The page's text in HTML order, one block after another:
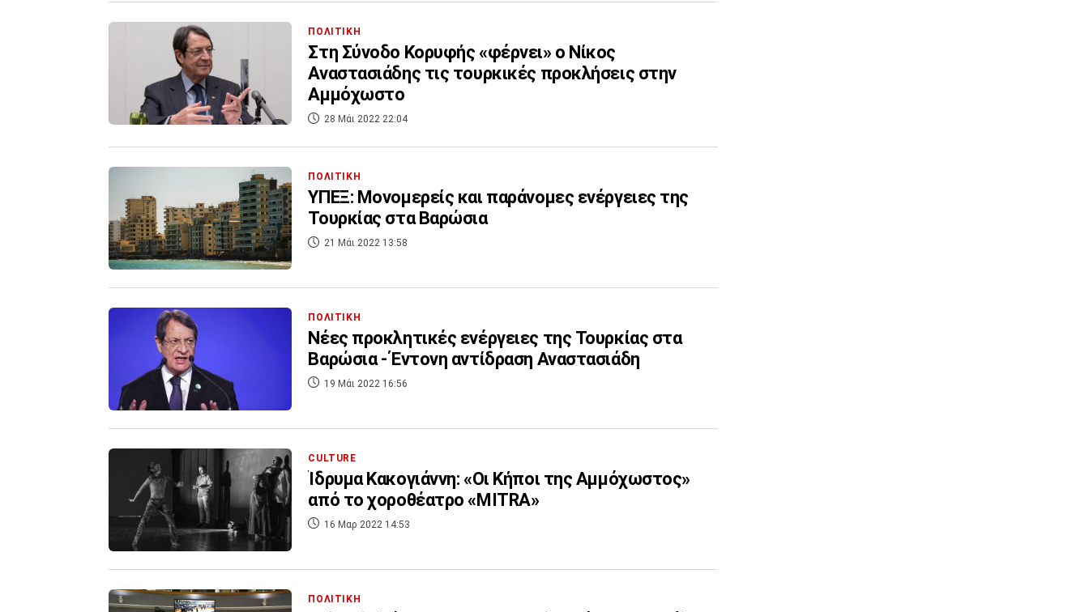
ΠΟΛΙΤΙΚΗ
Στη Σύνοδο Κορυφής «φέρνει» ο Νίκος
Αναστασιάδης τις τουρκικές προκλήσεις στην
Αμμόχωστο
28 Μάι 2022 22:04
ΠΟΛΙΤΙΚΗ
ΥΠΕΞ: Μονομερείς και παράνομες ενέργειες της
Τουρκίας στα Βαρώσια
21 Μάι 2022 13:58
ΠΟΛΙΤΙΚΗ
Νέες προκλητικές ενέργειες της Τουρκίας στα
Βαρώσια - Έντονη αντίδραση Αναστασιάδη
19 Μάι 2022 16:56
CULTURE
Ίδρυμα Κακογιάννη: «Οι Κήποι της Αμμόχωστος»
από το χοροθέατρο «ΜITRA»
16 Μαρ 2022 14:53
ΠΟΛΙΤΙΚΗ